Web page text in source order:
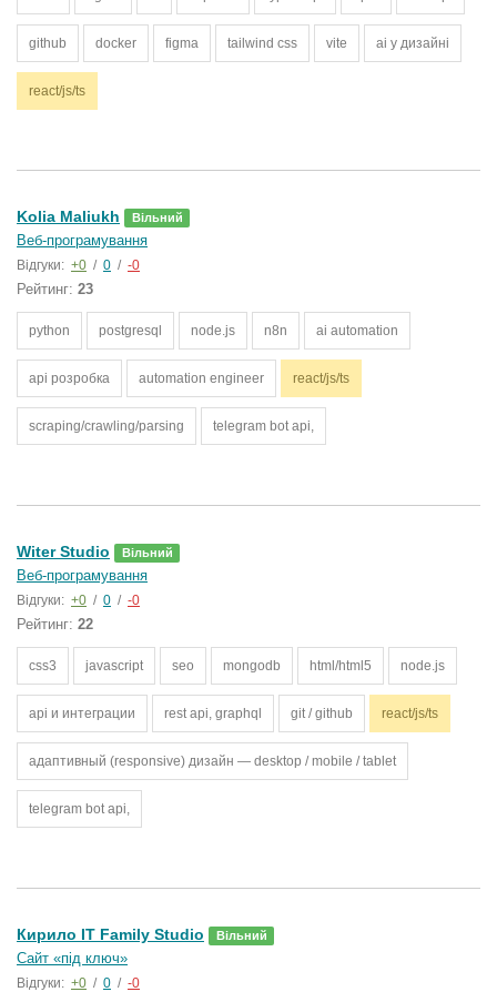
github docker figma tailwind css vite ai у дизайні
react/js/ts
Kolia Maliukh Вільний
Веб-програмування
Відгуки: +0 / 0 / -0
Рейтинг: 23
python postgresql node.js n8n ai automation
api розробка automation engineer react/js/ts
scraping/crawling/parsing telegram bot api,
Witer Studio Вільний
Веб-програмування
Відгуки: +0 / 0 / -0
Рейтинг: 22
css3 javascript seo mongodb html/html5 node.js
api и интеграции rest api, graphql git / github react/js/ts
адаптивный (responsive) дизайн — desktop / mobile / tablet
telegram bot api,
Кирило IT Family Studio Вільний
Сайт «під ключ»
Відгуки: +0 / 0 / -0